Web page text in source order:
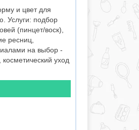
и цвет для
Услуги: подбор
(пинцет/воск),
ресниц,
на выбор -
уход